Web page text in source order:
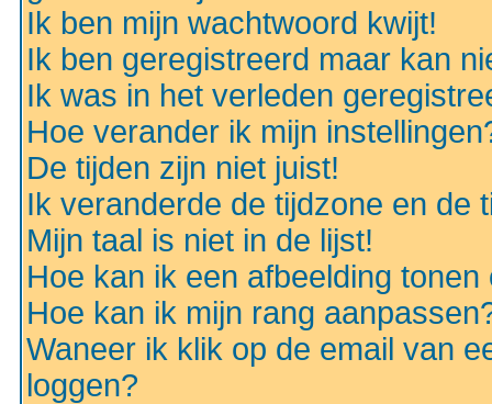
Ik ben mijn wachtwoord kwijt!
Ik ben geregistreerd maar kan
Ik was in het verleden
Hoe verander ik mijn
De tijden zijn niet juist!
Ik veranderde de tijdzone en de
Mijn taal is niet in de lijst!
Hoe kan ik een afbeelding
Hoe kan ik mijn rang
Waneer ik klik op de email van
loggen?